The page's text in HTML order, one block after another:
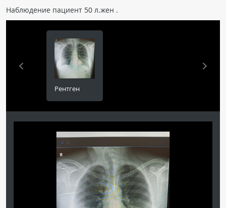
Наблюдение пациент 50 л.жен .
Рентген